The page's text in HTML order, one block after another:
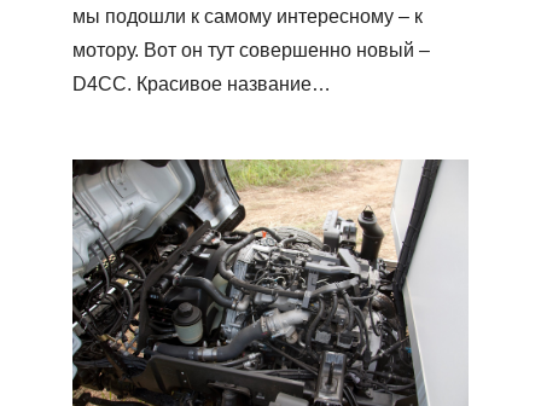
мы подошли к самому интересному – к
мотору. Вот он тут совершенно новый –
D4CC. Красивое название…